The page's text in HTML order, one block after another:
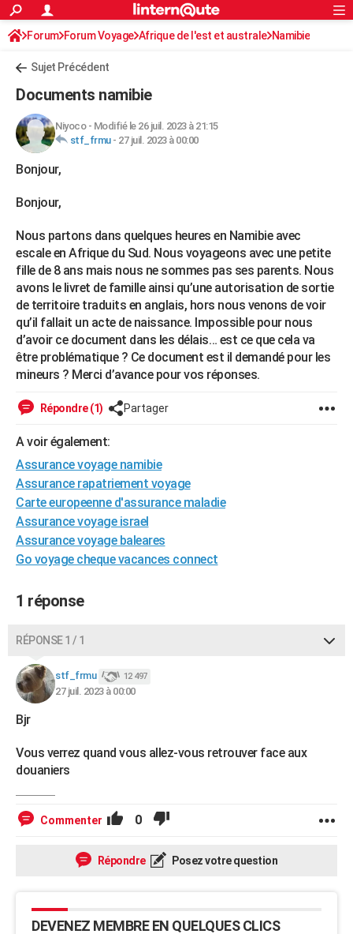
ACTUALITÉS
Politique
Société
Faits Divers
Education
Monde
Villes
+
FINANCE
Retraite
Impôts
Epargne
Immobilier
Risques naturels par ville
Banque
Assurance
Crédit
AUTO
Essais
Réserver un essai
Citadines
Berlines
SUV
Forum auto
+HIGH-TECH
Mobiles
Meilleur smartphone
Internet
Ordinateurs
Jeux vidéo
Guide high-tech
+BRICOLAGE
Forum
Aménagement intérieur
Extérieur
Cuisine
Salle de bains
Jardinage
Rangement
WEEK-END
Guides de France
Escapades
Patrimoine
Expositions
Musées
Week-end nature
+LIFESTYLE
Art de vivre
Bien-être
Loisirs
Mode
Modes de vie
SANTE
Alimentation
Guide de la santé
Maladies
Médicaments
Sommeil
VOYAGE
Destinations
City break
Voyage nature
Voyage de noces
Forum
Climat
+PHOTO
GUIDES D'ACHAT
BONS PLANS
CARTE DE VOEUX
Carte de Noël
Carte Bonne année
Carte Saint-Valentin
Carte Pâques
Carte d'anniversaire
DICTIONNAIRE
Dictionnaire
Biographies
Citations
Expressions
Proverbes
PROGRAMME TV
COPAINS D'AVANT
S'inscrire
Se connecter
Lycées
Collèges
Primaires
Universités
Entreprises
Service militaire
Avis de recherche
AVIS DE DÉCÈS
Rechercher
S'inscrire
Connexion
Forum Forum Voyage Afrique de l'est et australe Namibie
Sujet Précédent
Documents namibie
Niyoco- Modifié le 26 juil. 2023 à 21:15
stf_frmu- 27 juil. 2023 à 00:00
Bonjour,
Bonjour,
Nous partons dans quelques heures en Namibie avec
escale en Afrique du Sud. Nous voyageons avec une petite
fille de 8 ans mais nous ne sommes pas ses parents. Nous
avons le livret de famille ainsi qu’une autorisation de sortie
de territoire traduits en anglais, hors nous venons de voir
qu’il fallait un acte de naissance. Impossible pour nous
d’avoir ce document dans les délais… est ce que cela va
être problématique ? Ce document est il demandé pour les
mineurs ? Merci d’avance pour vos réponses.
Répondre (1) Partager
A voir également:
Assurance voyage namibie
Assurance rapatriement voyage
Carte europeenne d'assurance maladie
Assurance voyage israel
Assurance voyage baleares
Go voyage cheque vacances connect
1 réponse
RÉPONSE 1 / 1
stf_frmu 12 497
27 juil. 2023 à 00:00
Bjr
Vous verrez quand vous allez-vous retrouver face aux
douaniers
Commenter 0
Répondre Posez votre question
DEVENEZ MEMBRE EN QUELQUES CLICS